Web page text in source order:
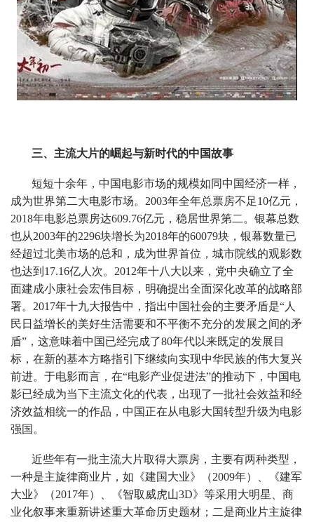
三、主流大片的崛起与新时代的中国故事
短短十余年，中国电影市场的规模如同中国经济一样，
成为世界第二大电影市场。2003年全年总票房不足10亿元，
2018年电影总票房达609.76亿元，稳居世界第二。银幕总数
也从2003年的2296块增长为2018年的60079块，银幕数量已
经超过北美市场的总和，成为世界首位，城市院线的观影数
也达到17.16亿人次。2012年十八大以来，党中央确立了全
面建成小康社会宏伟目标，明确提出全面深化改革的战略部
署。2017年十九大报告中，指出中国社会的主要矛盾是“人
民日益增长的美好生活需要和不平衡不充分的发展之间的矛
盾”，这意味着中国已经完成了80年代以来既定的发展目
标，在新的基本方略指引下继续向实现中华民族的伟大复兴
前进。于电影而言，在“电影产业促进法”的推动下，中国电
影已经成为当下主流文化的代表，出现了一批社会效益和经
济效益相统一的作品，中国正在从电影大国转型升级为电影
强国。
近些年有一批主流大片取得大票房，主要有两种类型，
一种是主旋律商业片，如《建国大业》（2009年）、《建军
大业》（2017年）、《智取威虎山3D》等采用大明星、商
业化叙事来重新讲述重大革命历史题材；二是商业片主旋律